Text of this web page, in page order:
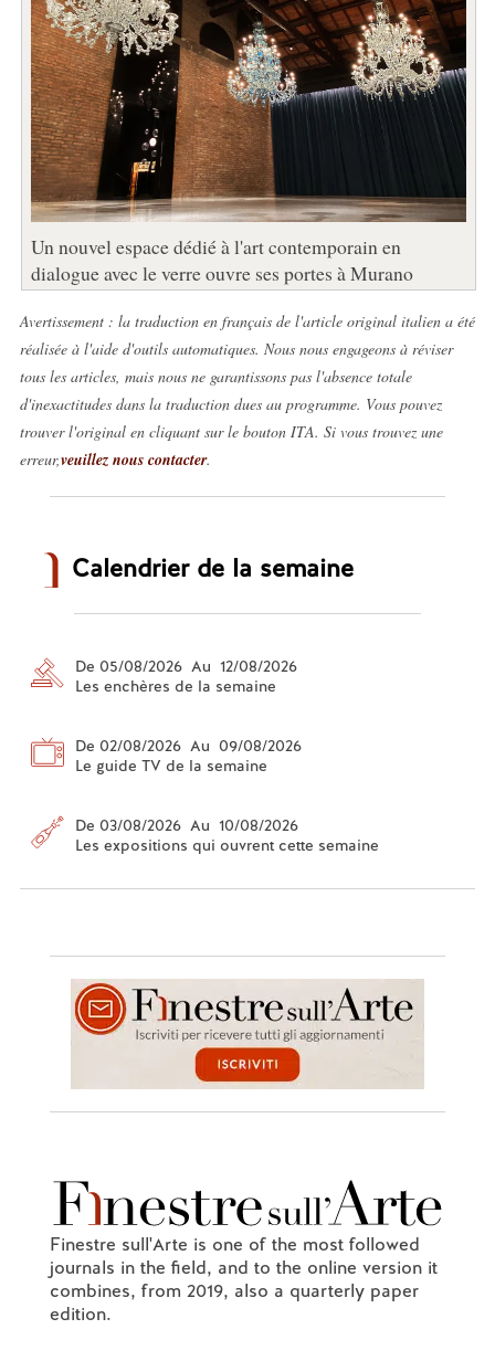
Un nouvel espace dédié à l'art contemporain en
dialogue avec le verre ouvre ses portes à Murano
Avertissement : la traduction en français de l'article original italien a été
réalisée à l'aide d'outils automatiques. Nous nous engageons à réviser
tous les articles, mais nous ne garantissons pas l'absence totale
d'inexactitudes dans la traduction dues au programme. Vous pouvez
trouver l'original en cliquant sur le bouton ITA. Si vous trouvez une
erreur,veuillez nous contacter.
Calendrier de la semaine
De 05/08/2026 Au 12/08/2026
Les enchères de la semaine
De 02/08/2026 Au 09/08/2026
Le guide TV de la semaine
De 03/08/2026 Au 10/08/2026
Les expositions qui ouvrent cette semaine
Finestre sull'Arte is one of the most followed
journals in the field, and to the online version it
combines, from 2019, also a quarterly paper
edition.